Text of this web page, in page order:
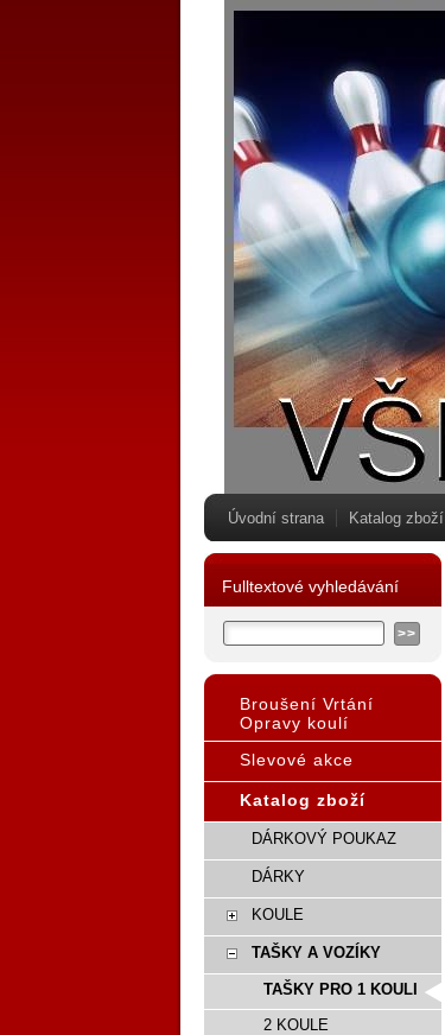
Úvodní strana Katalog zboží
Fulltextové vyhledávání
Broušení Vrtání
Opravy koulí
Slevové akce
Katalog zboží
DÁRKOVÝ POUKAZ
DÁRKY
KOULE
TAŠKY A VOZÍKY
TAŠKY PRO 1 KOULI
2 KOULE